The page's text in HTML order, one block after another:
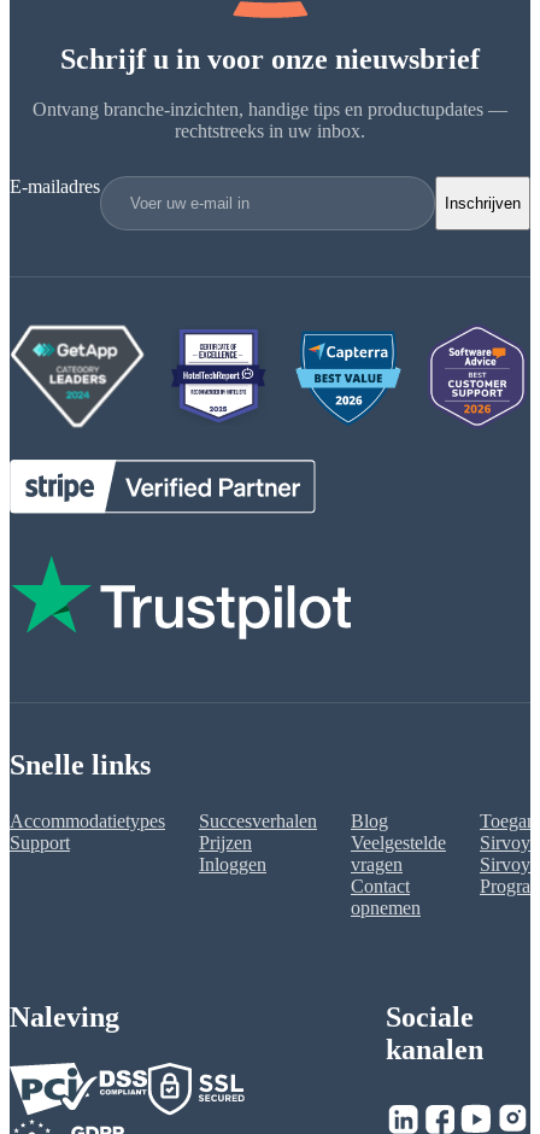
Schrijf u in voor onze nieuwsbrief
Ontvang branche-inzichten, handige tips en productupdates —
rechtstreeks in uw inbox.
E-mailadres
Inschrijven
Snelle links
Accommodatietypes
Support
Succesverhalen
Prijzen
Inloggen
Blog
Veelgestelde
vragen
Contact
opnemen
Sirvoy
Sirvoy
Naleving
Sociale
kanalen